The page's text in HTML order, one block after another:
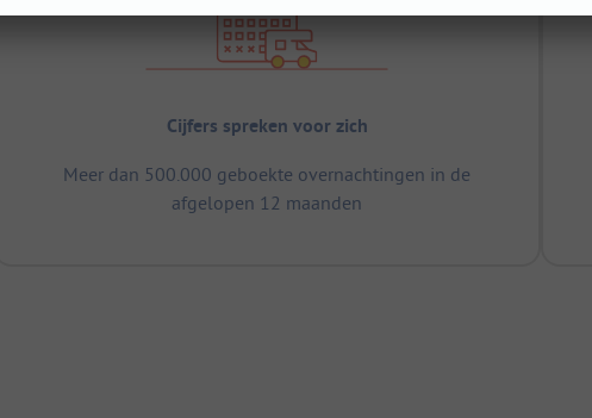
Cijfers spreken voor zich
Meer dan 500.000 geboekte overnachtingen in de
afgelopen 12 maanden